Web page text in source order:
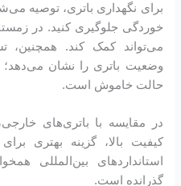
برای نگهداری باتری، توصیه
خوردگی جلوگیری کنید. در
می‌تواند کمک کند. همچنین،
حالت خاموش است.
در مقایسه با باتری‌های
کیفیت بالا، گزینه بهتری
استانداردهای بین‌المللی
گذرانده است.